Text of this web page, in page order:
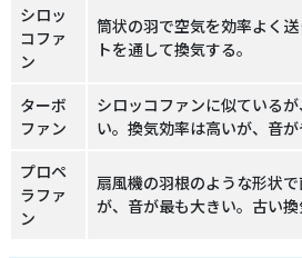
シロッ
コファ
ン
筒状の羽で空気を効率よく
トを通して換気する。
ターボ
ファン
シロッコファンに似ている
い。換気効率は高いが、音が
プロペ
ラファ
ン
扇風機の羽根のような形状
が、音が最も大きい。古い換